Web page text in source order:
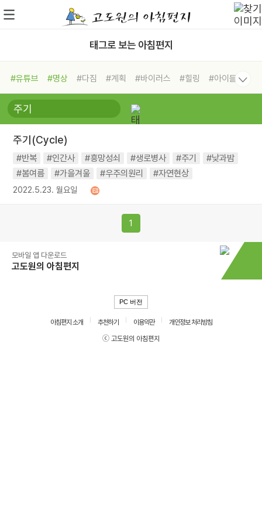
태그로 보는 아침편지
#유튜브 #명상 #다짐 #계획 #바이러스 #힐링
#아이들
#비전캠프
#독서캠프 #삶
#희망
#나눔 #친구 #링컨학교
#독서
#건강
주기(Cycle)
#반복 #인간사 #흥망성쇠 #생로병사 #주기
#낮과밤
#봄여름
#가을겨울 #우주의원리 #자연현상
2022.5.23. 월요일
1
모바일 앱 다운로드
고도원의 아침편지
PC 버전
아침편지 소개 추천하기 이용약관
개인정보 처리방침
ⓒ 고도원의 아침편지